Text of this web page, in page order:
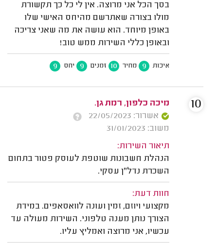
בסך הכל אני מרוצה. אין לי כל כך תקשורת
מולו בצורה שאתרשם מהיחס האישי שלו
באופן מיוחד. הוא עושה את מה שאני צריכה
ובאופן כללי השירות ממש טוב!
איכות 9 מחיר 10 זמנים 9 יחס 9
מיכה כלפון, רמת גן.
אשרור: 22/05/2023
משוב: 31/01/2023
תיאור השירות:
הנהלת חשבונות שוטפת לעוסק פטור בתחום
השכרת נדל"ן עסקי.
חוות דעת:
מקצועי ויוזם, זמין ועונה לוואסאפים. במידת
הצורך נותן מענה טלפוני. השירות מעולה עד
עכשיו, אני מרוצה ואמליץ עליו.
10